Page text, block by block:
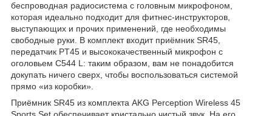
беспроводная радиосистема с головным микрофоном,
которая идеально подходит для фитнес-инструкторов,
выступающих и прочих применений, где необходимы
свободные руки. В комплект входит приёмник SR45,
передатчик PT45 и высококачественный микрофон с
оголовьем C544 L: таким образом, вам не понадобится
докупать ничего сверх, чтобы воспользоваться системой
прямо «из коробки».
Приёмник SR45 из комплекта AKG Perception Wireless 45